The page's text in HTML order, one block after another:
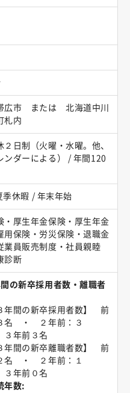
広市 または 北海道中川
札内
２日制（火曜・水曜。他、
ンダーによる） / 年間120
季休暇 / 年末年始
・厚生年金保険・厚生年金
用保険・労災保険・退職金
業員販売制度・社員親睦
診断
の新卒採用者数・離職者
年間の新卒採用者数】 前
名 ・ ２年前：３
年前３名
年間の新卒離職者数】 前
名 ・ ２年前：１
年前０名
年数: